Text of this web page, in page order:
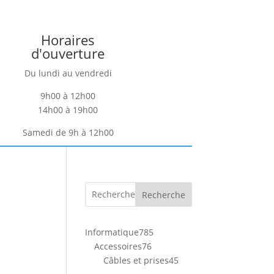
Horaires
d'ouverture
Du lundi au vendredi
9h00 à 12h00
14h00 à 19h00
Samedi de 9h à 12h00
Recherche
Informatique785
Accessoires7676
produits
Câbles et prises45